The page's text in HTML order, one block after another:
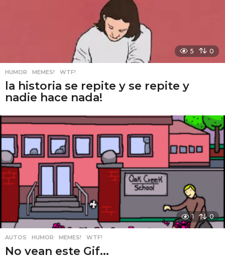
5 0
HUMOR ,MEMES! ,WTF!
la historia se repite y se repite y
nadie hace nada!
1 0
AUTOS ,HUMOR ,MEMES! ,WTF!
No vean este Gif...